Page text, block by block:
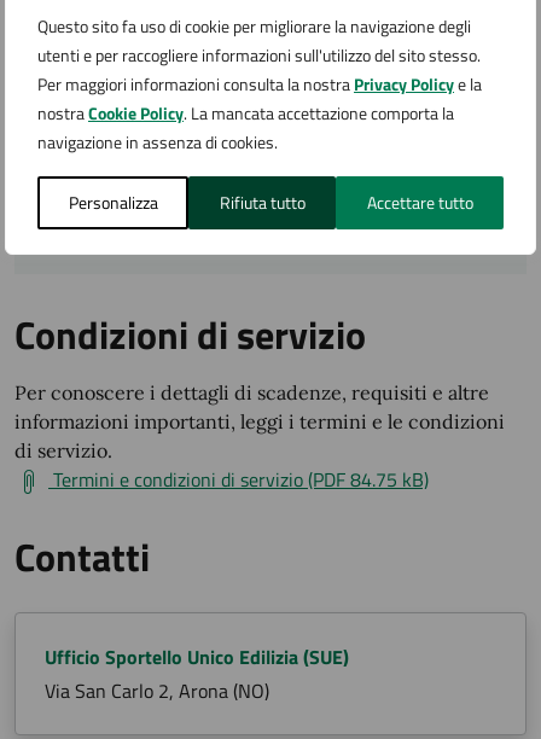
Questo sito fa uso di cookie per migliorare la navigazione degli
utenti e per raccogliere informazioni sull'utilizzo del sito stesso.
Per maggiori informazioni consulta la nostraPrivacy Policye la
nostraCookie Policy. La mancata accettazione comporta la
navigazione in assenza di cookies.
Personalizza Rifiuta tutto Accettare tutto
Accedi al servizio
Nuova autorizzazione
Le istanze devono essere presentate
esclusivamente in modalità telematica
Condizioni di servizio
Per conoscere i dettagli di scadenze, requisiti e altre
informazioni importanti, leggi i termini e le condizioni
di servizio.
Termini e condizioni di servizio (PDF 84.75 kB)
Contatti
Ufficio Sportello Unico Edilizia (SUE)
Via San Carlo 2, Arona (NO)